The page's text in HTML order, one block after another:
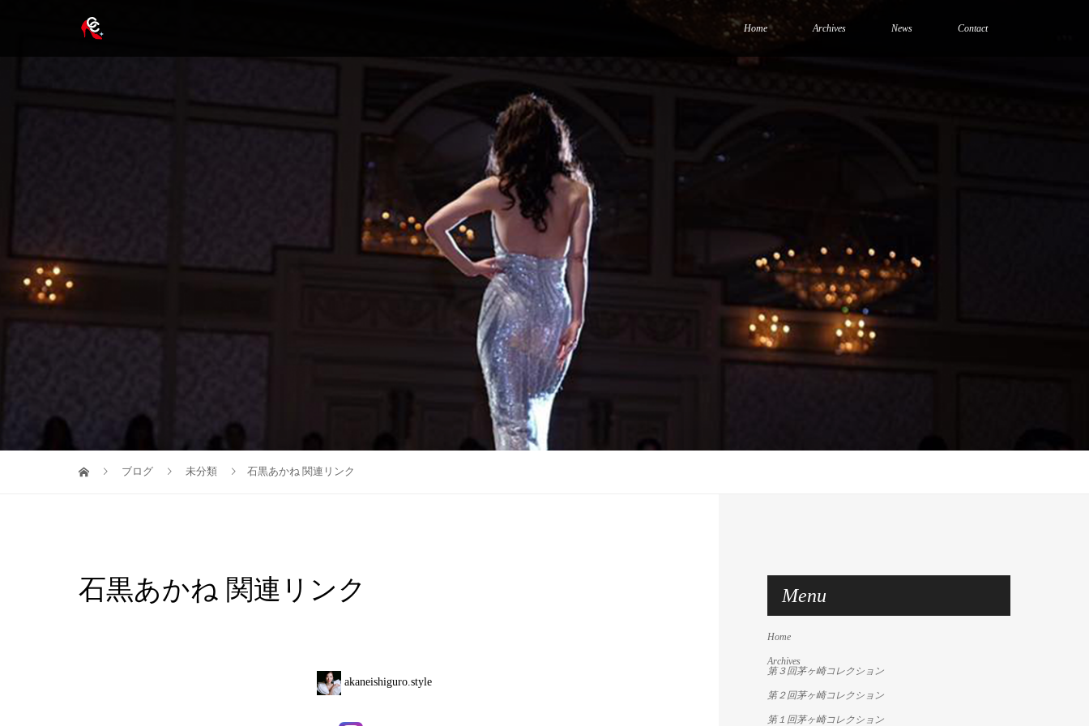
Home Archives News Contact
ブログ 未分類 石黒あかね 関連リンク
石黒あかね 関連リンク
akaneishiguro.style
Menu
Home
Archives
第３回茅ヶ崎コレクション
第２回茅ヶ崎コレクション
第１回茅ヶ崎コレクション